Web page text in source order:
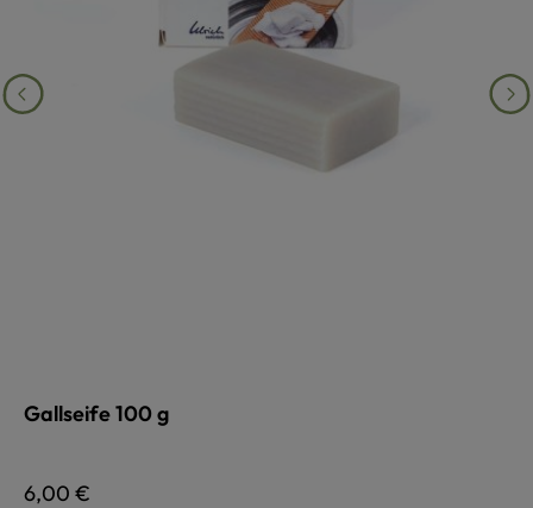
Gallseife 100 g
Regulärer Preis:
6,00 €